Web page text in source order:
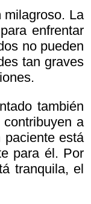
milagroso. La
enfrentar
no pueden
tan graves
también
a
paciente está
para él. Por
tranquila, el